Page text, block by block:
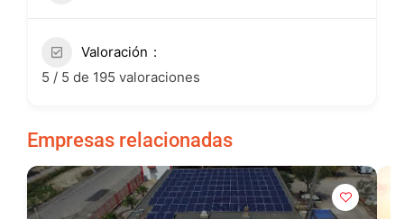
Valoración
5 / 5 de 195 valoraciones
Empresas relacionadas